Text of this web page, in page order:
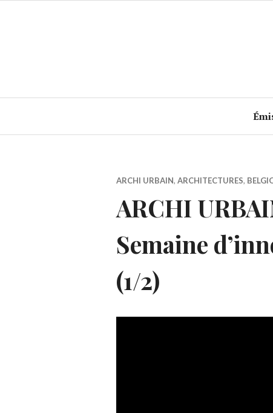
ARCHI URBAIN, ARCHITECTURES,
ARCHI
Semaine
(1/2)